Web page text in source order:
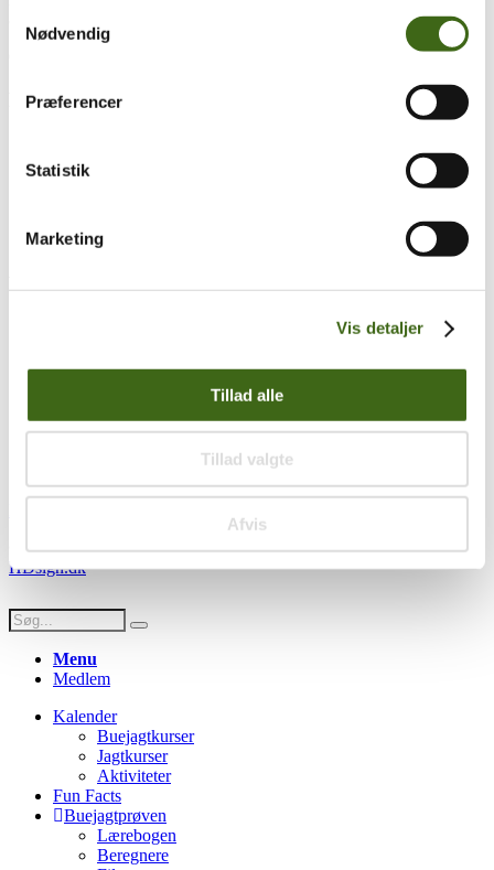
Nødvendig
Præferencer
Statistik
Marketing
Vis detaljer
Tillad alle
Tillad valgte
Afvis
Populære sider
Vedtægter
Lokalforeninger
Uddannelsesmateriale
Vigtigt
Persondatapolitik
© Copyright FADB - All Rights Reserved -Hjemmeside design af
HDsign.dk
Menu
Medlem
Kalender
Buejagtkurser
Jagtkurser
Aktiviteter
Fun Facts
Buejagtprøven
Lærebogen
Beregnere